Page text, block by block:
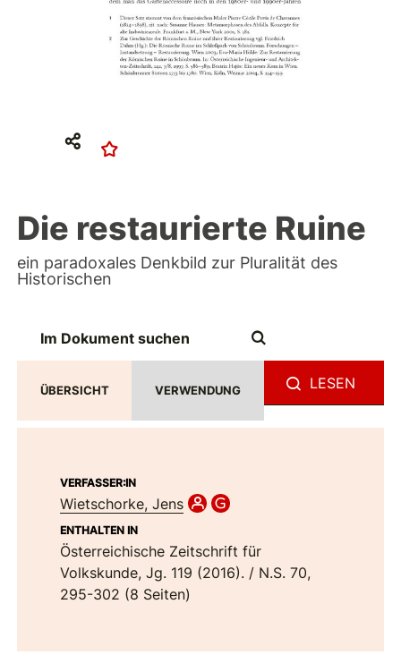
Die restaurierte Ruine
ein paradoxales Denkbild zur Pluralität des
Historischen
ÜBERSICHT VERWENDUNG LESEN
VERFASSER:IN
Wietschorke, Jens
ENTHALTEN IN
Österreichische Zeitschrift für
Volkskunde, Jg. 119 (2016). / N.S. 70,
295-302 (8 Seiten)